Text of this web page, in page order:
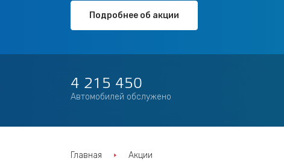
Подробнее об акции
4 215 450
Автомобилей обслужено
Главная Акции